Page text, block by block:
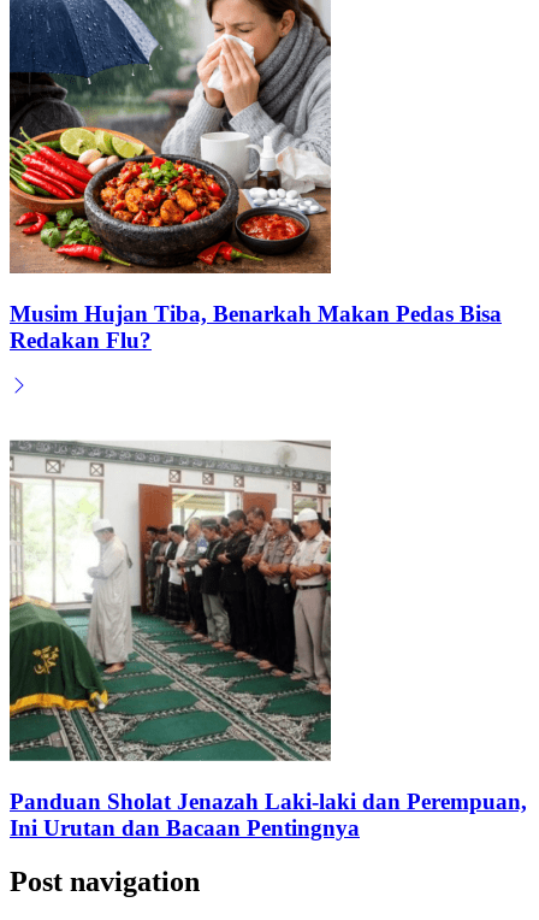
Musim Hujan Tiba, Benarkah Makan Pedas Bisa
Redakan Flu?
Panduan Sholat Jenazah Laki-laki dan Perempuan,
Ini Urutan dan Bacaan Pentingnya
Post navigation